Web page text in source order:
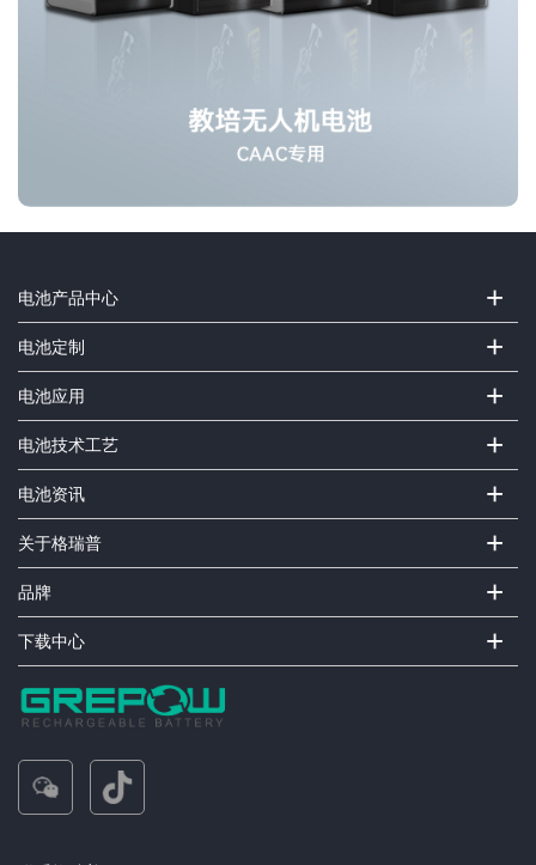
电池产品中心 +
电池定制 +
电池应用 +
电池技术工艺 +
电池资讯 +
关于格瑞普 +
品牌 +
下载中心 +